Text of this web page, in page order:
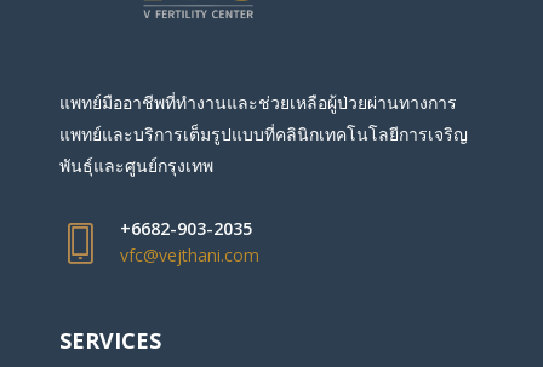
แพทย์มืออาชีพที่ทำงานและช่วยเหลือผู้ป่วยผ่านทางการ
แพทย์และบริการเต็มรูปแบบที่คลินิกเทคโนโลยีการเจริญ
พันธุ์และศูนย์กรุงเทพ
+6682-903-2035
vfc@vejthani.com
SERVICES